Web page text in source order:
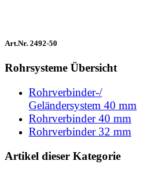
Art.Nr. 2492-50
Rohrsysteme Übersicht
Rohrverbinder-/
Geländersystem 40 mm
Rohrverbinder 40 mm
Rohrverbinder 32 mm
Artikel dieser Kategorie